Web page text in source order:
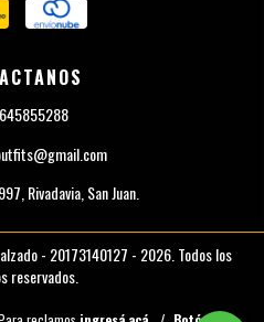
Rivadavia, San Juan.
- 20173140127 - 2026. Todos los
reservados.